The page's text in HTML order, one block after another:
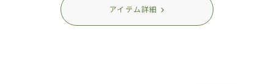
アイテム詳細